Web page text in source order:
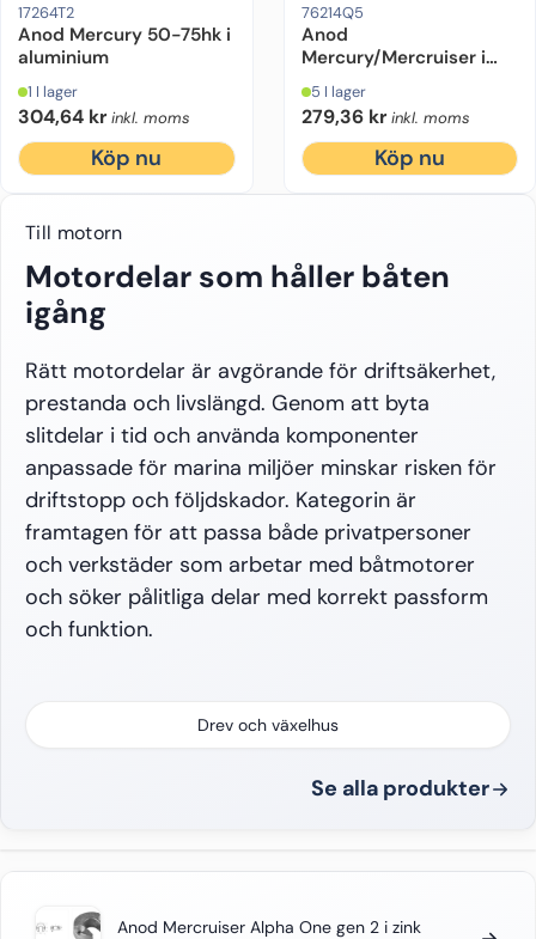
17264T2
Anod Mercury 50-75hk i
aluminium
1 I lager
304,64 kr inkl. moms
Köp nu
76214Q5
Anod
Mercury/Mercruiser i
aluminium
5 I lager
279,36 kr inkl. moms
Köp nu
Till motorn
Motordelar som håller båten
igång
Rätt motordelar är avgörande för driftsäkerhet,
prestanda och livslängd. Genom att byta
slitdelar i tid och använda komponenter
anpassade för marina miljöer minskar risken för
driftstopp och följdskador. Kategorin är
framtagen för att passa både privatpersoner
och verkstäder som arbetar med båtmotorer
och söker pålitliga delar med korrekt passform
och funktion.
Drev och växelhus
Se alla produkter
Anod Mercruiser Alpha One gen 2 i zink